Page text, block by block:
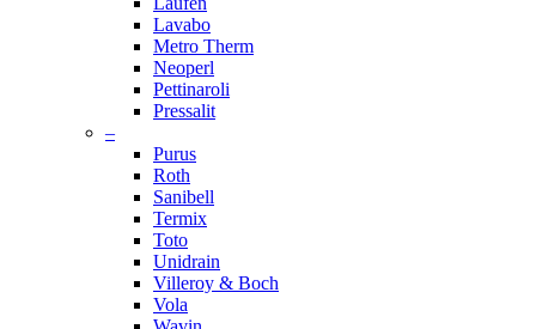
Lavabo
Metro Therm
Neoperl
Pettinaroli
Pressalit
–
Purus
Roth
Sanibell
Termix
Toto
Unidrain
Villeroy & Boch
Vola